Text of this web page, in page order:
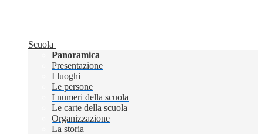
Scuola
Panoramica
Presentazione
I luoghi
Le persone
I numeri della scuola
Le carte della scuola
Organizzazione
La storia